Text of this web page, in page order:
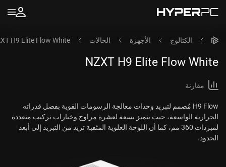
الكتالوج الأجهزة الحالات H9 Elite Flow White
NZXT H9 Elite Flow White
مقارنة
H9 Flow مُصمم لتبريد وحدات معالجة الرسومات القوية بفضل قدراته
الحرارية الواسعة، حيث يتميز بسعة لعشرة مراوح وخيارات تركيب متعددة
لمبردات 360 مم، كما أن اللوحة العلوية المثقبة تزيد من التبريد إلى أبعد
الحدود.